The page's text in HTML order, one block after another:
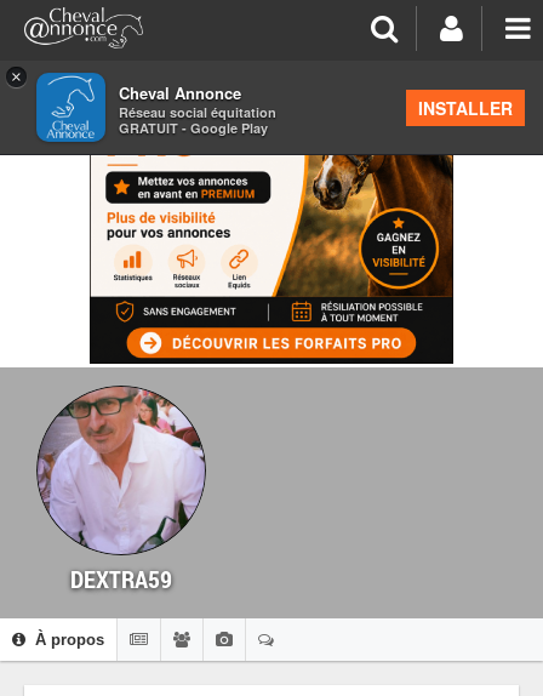
×
Cheval Annonce
Réseau social équitation
GRATUIT - Google Play
INSTALLER
DEXTRA59
À propos